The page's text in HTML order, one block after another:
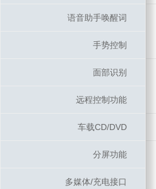
语音助手唤醒词
手势控制
面部识别
远程控制功能
车载CD/DVD
分屏功能
多媒体/充电接口
语音助手唤醒词
手势控制
面部识别
远程控制功能
车载CD/DVD
分屏功能
多媒体/充电接口